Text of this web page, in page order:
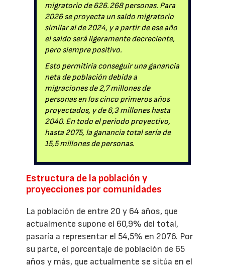
migratorio de 626.268 personas. Para
2026 se proyecta un saldo migratorio
similar al de 2024, y a partir de ese año
el saldo será ligeramente decreciente,
pero siempre positivo.
Esto permitiría conseguir una ganancia
neta de población debida a
migraciones de 2,7 millones de
personas en los cinco primeros años
proyectados, y de 6,3 millones hasta
2040. En todo el periodo proyectivo,
hasta 2075, la ganancia total sería de
15,5 millones de personas.
Estructura de la población y
proyecciones por comunidades
La población de entre 20 y 64 años, que
actualmente supone el 60,9% del total,
pasaría a representar el 54,5% en 2076. Por
su parte, el porcentaje de población de 65
años y más, que actualmente se sitúa en el